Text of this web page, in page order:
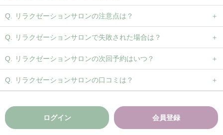
リラクゼーションサロンの注意点は？
リラクゼーションサロンで失敗された場合は？
リラクゼーションサロンの次回予約はいつ？
リラクゼーションサロンの口コミは？
ログイン 会員登録